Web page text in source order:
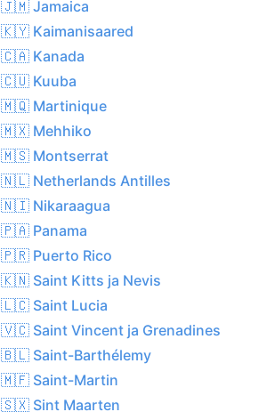
🇯🇲 Jamaica
🇰🇾 Kaimanisaared
🇨🇦 Kanada
🇨🇺 Kuuba
🇲🇶 Martinique
🇲🇽 Mehhiko
🇲🇸 Montserrat
🇳🇱 Netherlands Antilles
🇳🇮 Nikaraagua
🇵🇦 Panama
🇵🇷 Puerto Rico
🇰🇳 Saint Kitts ja Nevis
🇱🇨 Saint Lucia
🇻🇨 Saint Vincent ja Grenadines
🇧🇱 Saint-Barthélemy
🇲🇫 Saint-Martin
🇸🇽 Sint Maarten